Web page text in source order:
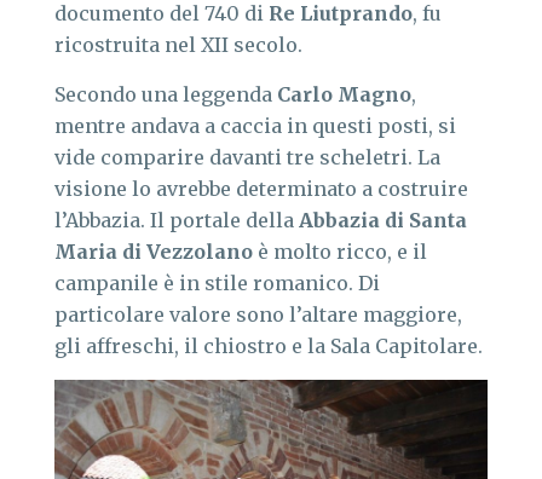
documento del 740 di Re Liutprando, fu
ricostruita nel XII secolo.
Secondo una leggenda Carlo Magno,
mentre andava a caccia in questi posti, si
vide comparire davanti tre scheletri. La
visione lo avrebbe determinato a costruire
l’Abbazia. Il portale della Abbazia di Santa
Maria di Vezzolano è molto ricco, e il
campanile è in stile romanico. Di
particolare valore sono l’altare maggiore,
gli affreschi, il chiostro e la Sala Capitolare.